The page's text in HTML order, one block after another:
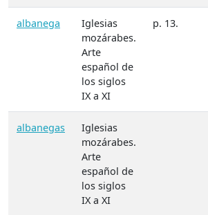
albanega
Iglesias
mozárabes.
Arte
español de
los siglos
IX a XI
p. 13.
albanegas
Iglesias
mozárabes.
Arte
español de
los siglos
IX a XI